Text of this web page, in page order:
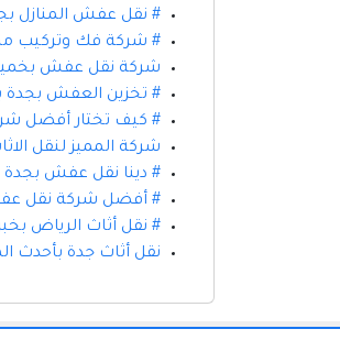
# نقل عفش المنازل
# شركة فك وتركيب
شركة نقل عفش
# تخزين العفش بجدة
# كيف تختار أفضل
شركة المميز لنقل
# دينا نقل عفش بجدة
# أفضل شركة نقل
# نقل أثاث الرياض
نقل أثاث جدة